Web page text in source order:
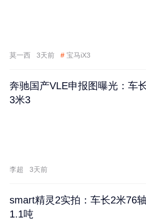
莫一西 3天前 # 宝马iX3
奔驰国产VLE申报图曝光：车
3米3
李超 3天前
smart精灵2实拍：车长2米76
1.1吨